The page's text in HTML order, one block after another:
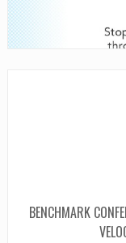
BENCHMARK